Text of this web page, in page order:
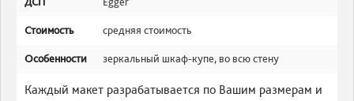
Стоимость средняя стоимость
Особенности зеркальный шкаф-купе, во всю стену
Каждый макет разрабатывается по Вашим размерам и